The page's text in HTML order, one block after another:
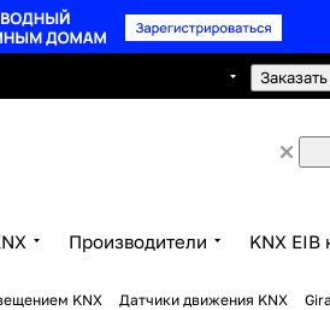
Производители KNX EIB
KNX Датчики движения KNX